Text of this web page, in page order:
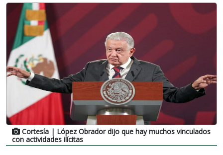
Cortesía | López Obrador dijo que hay muchos vinculados
con actividades ilícitas